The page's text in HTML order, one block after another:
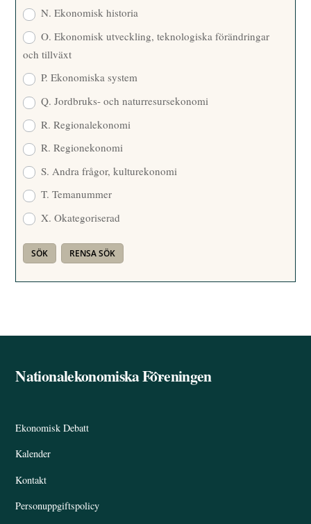
N. Ekonomisk historia
O. Ekonomisk utveckling, teknologiska förändringar
och tillväxt
P. Ekonomiska system
Q. Jordbruks- och naturresursekonomi
R. Regionalekonomi
R. Regionekonomi
S. Andra frågor, kulturekonomi
T. Temanummer
X. Okategoriserad
Back
Nationalekonomiska Föreningen
Ekonomisk Debatt
Kalender
Kontakt
Personuppgiftspolicy